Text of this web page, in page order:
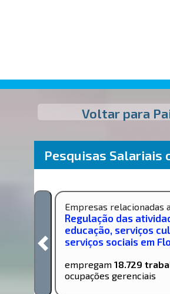
Voltar para
Pesquisas Salariais
Empresas relacionadas
Regulação das
educação, serviços
serviços sociais em
empregam18.729
ocupações gerenciais